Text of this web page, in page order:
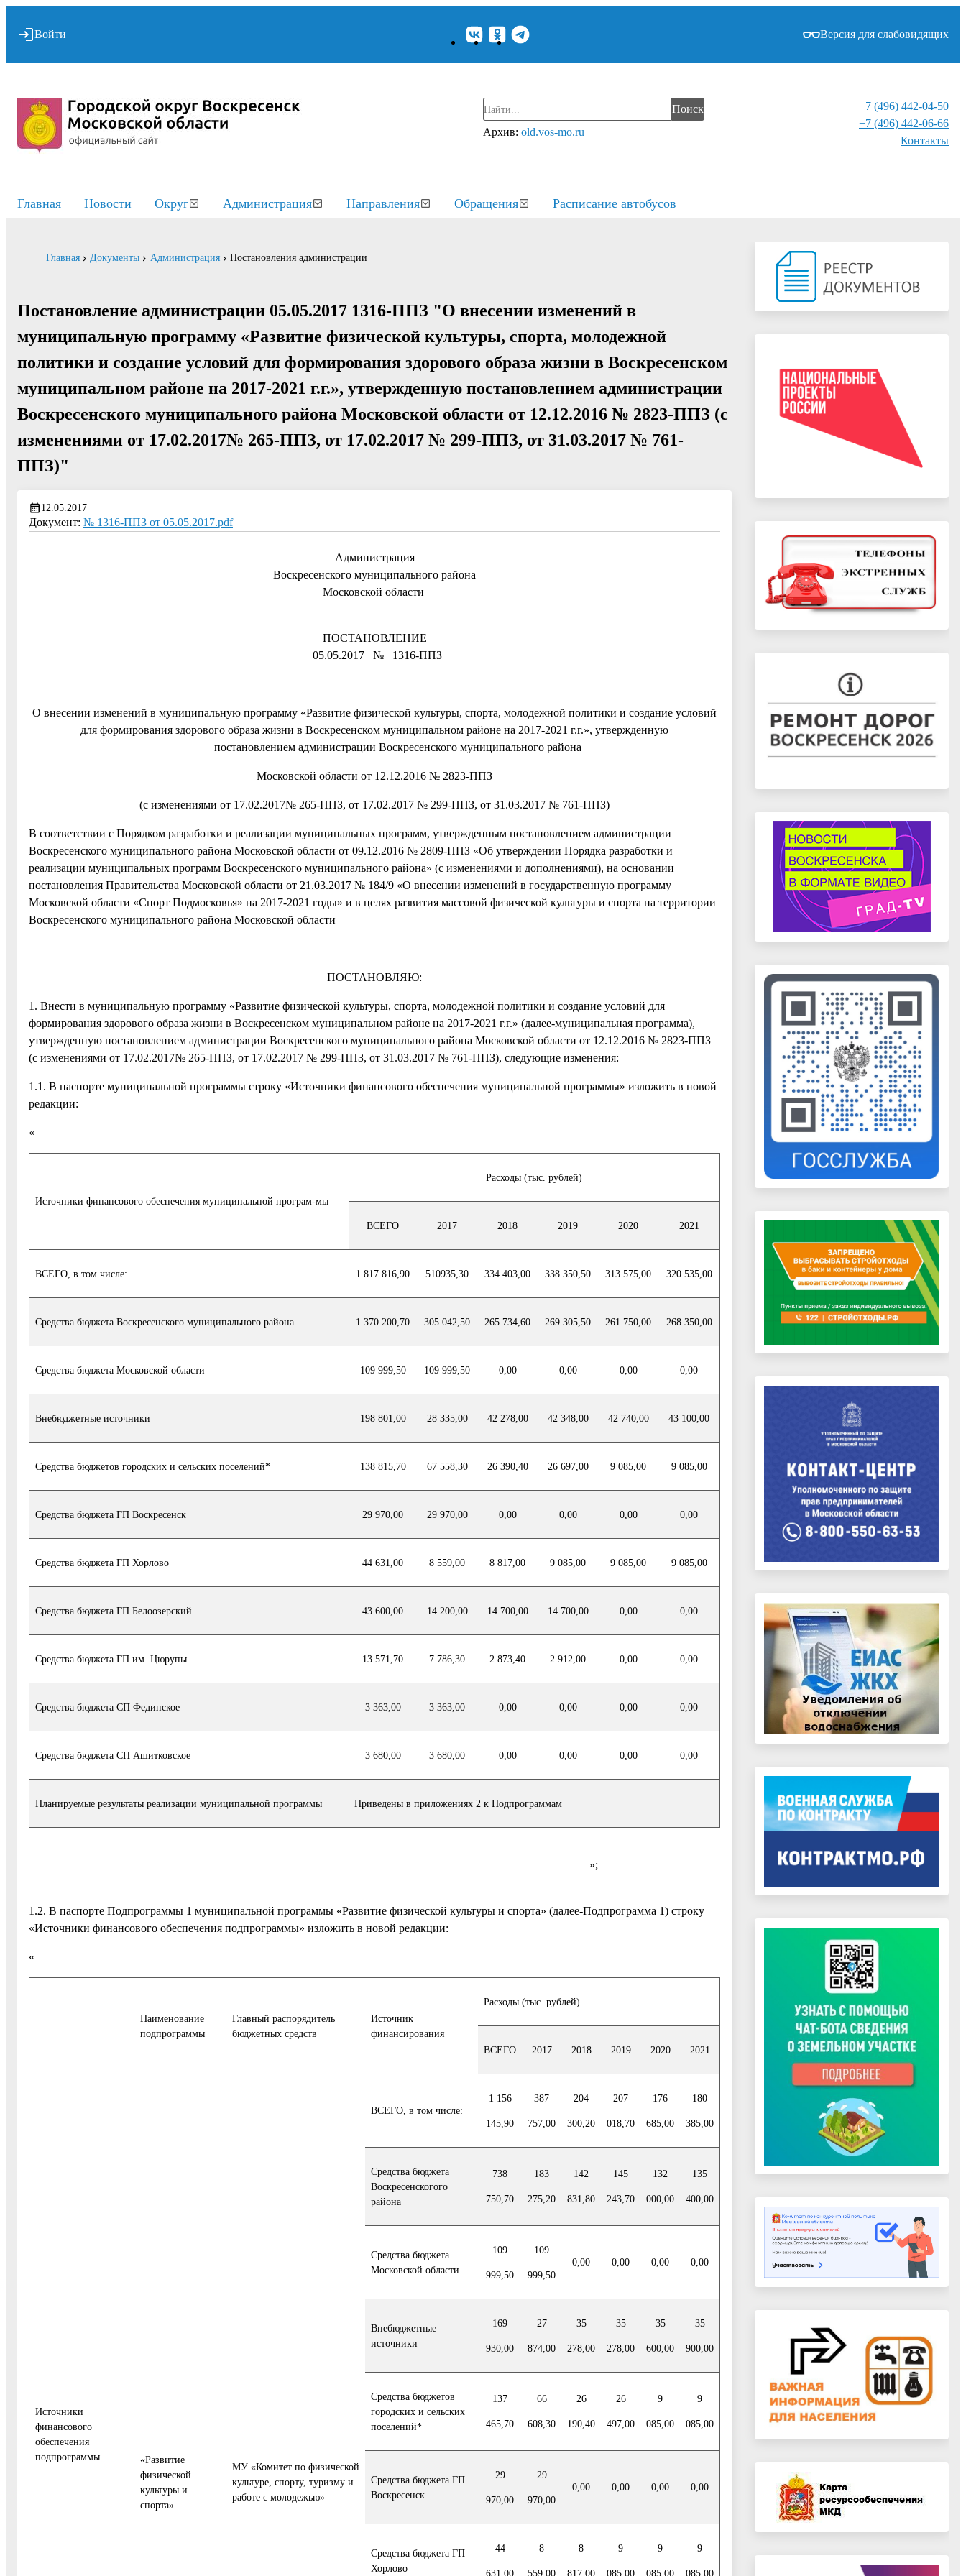
Войти Версия для слабовидящих
Поиск
Архив: old.vos-mo.ru
+7 (496) 442-04-50
+7 (496) 442-06-66
Контакты⁠
Главная Новости Округ Администрация Направления Обращения Расписание автобусов
Главная Документы Администрация Постановления администрации
Постановление администрации 05.05.2017 1316-ППЗ "О внесении изменений в
муниципальную программу «Развитие физической культуры, спорта, молодежной
политики и создание условий для формирования здорового образа жизни в Воскресенском
муниципальном районе на 2017-2021 г.г.», утвержденную постановлением администрации
Воскресенского муниципального района Московской области от 12.12.2016 № 2823-ППЗ (с
изменениями от 17.02.2017№ 265-ППЗ, от 17.02.2017 № 299-ППЗ, от 31.03.2017 № 761-
ППЗ)"
12.05.2017
Документ: № 1316-ППЗ от 05.05.2017.pdf
Администрация
Воскресенского муниципального района
Московской области
ПОСТАНОВЛЕНИЕ
05.05.2017 № 1316-ППЗ
О внесении изменений в муниципальную программу «Развитие физической культуры, спорта, молодежной политики и создание условий
для формирования здорового образа жизни в Воскресенском муниципальном районе на 2017-2021 г.г.», утвержденную
постановлением администрации Воскресенского муниципального района
Московской области от 12.12.2016 № 2823-ППЗ
(с изменениями от 17.02.2017№ 265-ППЗ, от 17.02.2017 № 299-ППЗ, от 31.03.2017 № 761-ППЗ)
В соответствии с Порядком разработки и реализации муниципальных программ, утвержденным постановлением администрации
Воскресенского муниципального района Московской области от 09.12.2016 № 2809-ППЗ «Об утверждении Порядка разработки и
реализации муниципальных программ Воскресенского муниципального района» (с изменениями и дополнениями), на основании
постановления Правительства Московской области от 21.03.2017 № 184/9 «О внесении изменений в государственную программу
Московской области «Спорт Подмосковья» на 2017-2021 годы» и в целях развития массовой физической культуры и спорта на территории
Воскресенского муниципального района Московской области
ПОСТАНОВЛЯЮ:
1. Внести в муниципальную программу «Развитие физической культуры, спорта, молодежной политики и создание условий для
формирования здорового образа жизни в Воскресенском муниципальном районе на 2017-2021 г.г.» (далее-муниципальная программа),
утвержденную постановлением администрации Воскресенского муниципального района Московской области от 12.12.2016 № 2823-ППЗ
(с изменениями от 17.02.2017№ 265-ППЗ, от 17.02.2017 № 299-ППЗ, от 31.03.2017 № 761-ППЗ), следующие изменения:
1.1. В паспорте муниципальной программы строку «Источники финансового обеспечения муниципальной программы» изложить в новой
редакции:
«
Источники финансового обеспечения муниципальной програм-мы
Расходы (тыс. рублей)
ВСЕГО 2017 2018 2019 2020 2021
ВСЕГО, в том числе: 1 817 816,90 510935,30 334 403,00 338 350,50 313 575,00 320 535,00
Средства бюджета Воскресенского муниципального района 1 370 200,70 305 042,50 265 734,60 269 305,50 261 750,00 268 350,00
Средства бюджета Московской области 109 999,50 109 999,50 0,00 0,00 0,00 0,00
Внебюджетные источники 198 801,00 28 335,00 42 278,00 42 348,00 42 740,00 43 100,00
Средства бюджетов городских и сельских поселений* 138 815,70 67 558,30 26 390,40 26 697,00 9 085,00 9 085,00
Средства бюджета ГП Воскресенск 29 970,00 29 970,00 0,00 0,00 0,00 0,00
Средства бюджета ГП Хорлово 44 631,00 8 559,00 8 817,00 9 085,00 9 085,00 9 085,00
Средства бюджета ГП Белоозерский 43 600,00 14 200,00 14 700,00 14 700,00 0,00 0,00
Средства бюджета ГП им. Цюрупы 13 571,70 7 786,30 2 873,40 2 912,00 0,00 0,00
Средства бюджета СП Фединское 3 363,00 3 363,00 0,00 0,00 0,00 0,00
Средства бюджета СП Ашитковское 3 680,00 3 680,00 0,00 0,00 0,00 0,00
Планируемые результаты реализации муниципальной программы Приведены в приложениях 2 к Подпрограммам
1.2. В паспорте Подпрограммы 1 муниципальной программы «Развитие физической культуры и спорта» (далее-Подпрограмма 1) строку
«Источники финансового обеспечения подпрограммы» изложить в новой редакции:
«
Источники
финансового
обеспечения
подпрограммы
Наименование
подпрограммы
Главный распорядитель
бюджетных средств
Источник
финансирования
Расходы (тыс. рублей)
ВСЕГО 2017 2018 2019 2020 2021
«Развитие
физической
культуры и
спорта»
МУ «Комитет по физической
культуре, спорту, туризму и
работе с молодежью»
ВСЕГО, в том числе:
1 156
145,90
387
757,00
204
300,20
207
018,70
176
685,00
180
385,00
Средства бюджета
Воскресенскогого
района
738
750,70
183
275,20
142
831,80
145
243,70
132
000,00
135
400,00
Средства бюджета
Московской области
109
999,50
109
999,50
0,00 0,00 0,00 0,00
Внебюджетные
источники
169
930,00
27
874,00
35
278,00
35
278,00
35
600,00
35
900,00
Средства бюджетов
городских и сельских
поселений*
137
465,70
66
608,30
26
190,40
26
497,00
9
085,00
9
085,00
Средства бюджета ГП
Воскресенск
29
970,00
29
970,00
0,00 0,00 0,00 0,00
Средства бюджета ГП
Хорлово
44
631,00
8
559,00
8
817,00
9
085,00
9
085,00
9
085,00